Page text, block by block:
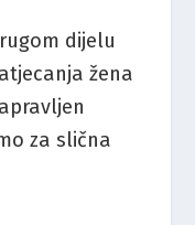
dijelu
žena
za slična